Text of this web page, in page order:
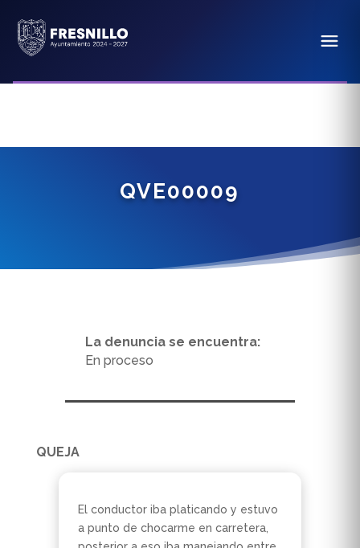
QVE00009
La denuncia se encuentra:
En proceso
QUEJA
El conductor iba platicando y estuvo
a punto de chocarme en carretera,